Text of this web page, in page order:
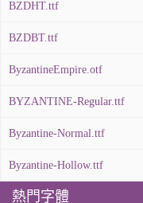
BZDHT.ttf
BZDBT.ttf
ByzantineEmpire.otf
BYZANTINE-Regular.ttf
Byzantine-Normal.ttf
Byzantine-Hollow.ttf
熱門字體